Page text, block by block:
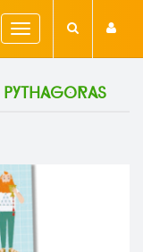
Toggle
navigation
Pythagoras